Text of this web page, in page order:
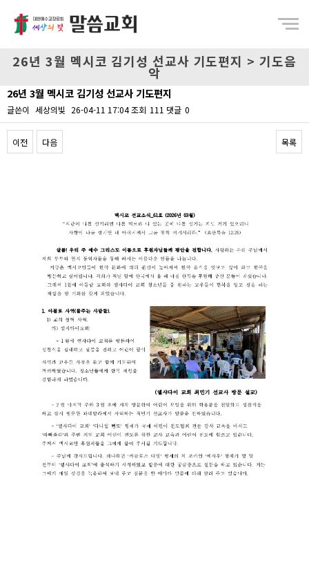
26년 3월 멕시코 김기성 선교사 기도편지 > 기도음
악
26년 3월 멕시코 김기성 선교사 기도편지
글쓴이 세상의빛 26-04-11 17:04조회 111 댓글 0
이전 다음 목록